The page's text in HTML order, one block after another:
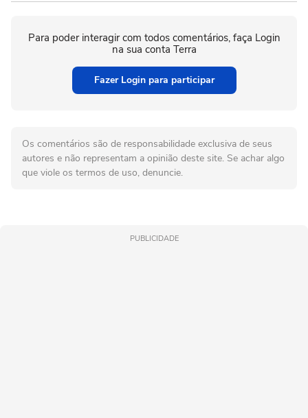
Para poder interagir com todos comentários, faça Login
na sua conta Terra
Fazer Login para participar
Os comentários são de responsabilidade exclusiva de seus
autores e não representam a opinião deste site. Se achar algo
que viole os termos de uso, denuncie.
PUBLICIDADE